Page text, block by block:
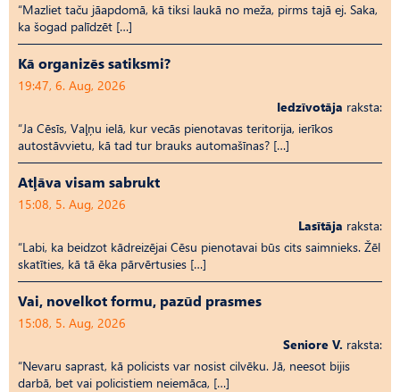
“Mazliet taču jāapdomā, kā tiksi laukā no meža, pirms tajā ej. Saka,
ka šogad palīdzēt […]
Kā organizēs satiksmi?
19:47, 6. Aug, 2026
Iedzīvotāja raksta:
“Ja Cēsīs, Vaļņu ielā, kur vecās pienotavas teritorija, ierīkos
autostāvvietu, kā tad tur brauks automašīnas? […]
Atļāva visam sabrukt
15:08, 5. Aug, 2026
Lasītāja raksta:
“Labi, ka beidzot kādreizējai Cēsu pienotavai būs cits saimnieks. Žēl
skatīties, kā tā ēka pārvērtusies […]
Vai, novelkot formu, pazūd prasmes
15:08, 5. Aug, 2026
Seniore V. raksta:
“Nevaru saprast, kā policists var nosist cilvēku. Jā, neesot bijis
darbā, bet vai policistiem neiemāca, […]